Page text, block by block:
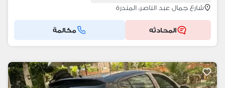
شارع جمال عبد الناصر، المندرة
المحادثه مكالمة